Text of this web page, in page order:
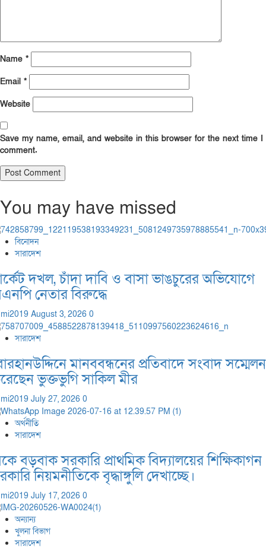
Name *
Email *
Website
Save my name, email, and website in this browser for the next time I
comment.
You may have missed
বিনোদন
সারাদেশ
দখল, চাঁদা দাবি ও বাসা ভাঙচুরের অভিযোগে
নেতার বিরুদ্ধে
August 3, 2026 0
সারাদেশ
মানববন্ধনের প্রতিবাদে সংবাদ সম্মেলন
ভুক্তভুগি সাকিল মীর
July 27, 2026 0
অর্থনীতি
সারাদেশ
বড়বাক সরকারি প্রাথমিক বিদ্যালয়ের শিক্ষিকাগন
নিয়মনীতিকে বৃদ্ধাঙ্গুলি দেখাচ্ছে।
July 17, 2026 0
অন্যান্য
খুলনা বিভাগ
সারাদেশ